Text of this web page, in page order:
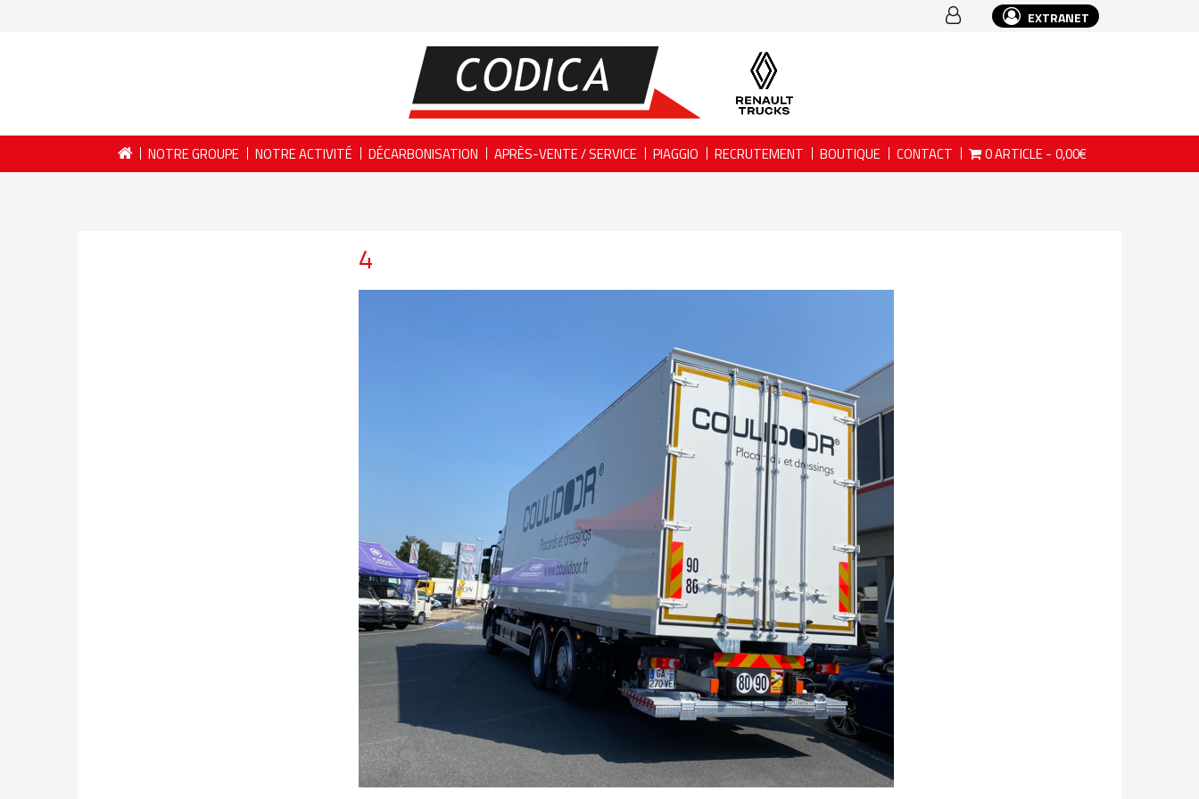
EXTRANET
NOTRE GROUPE NOTRE ACTIVITÉ DÉCARBONISATION APRÈS-VENTE / SERVICE PIAGGIO RECRUTEMENT BOUTIQUE CONTACT 0 ARTICLE 0,00€
4